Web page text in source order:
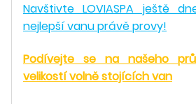
Navštivte LOVIASPA ještě
nejlepší vanu právě provy!
Podívejte se na našeho
velikostí volně stojících van